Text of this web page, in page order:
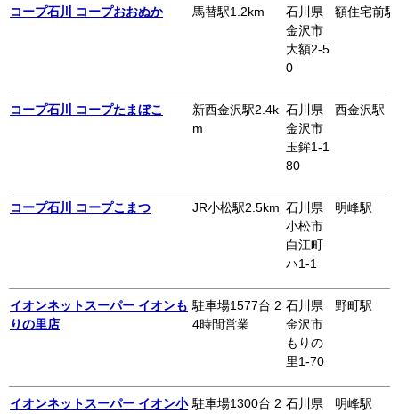
コープ石川 コープおおぬか 馬替駅1.2km
石川県
金沢市
大額2-5
0
額住宅前駅
コープ石川 コープたまぼこ
新西金沢駅2.4k
m
石川県
金沢市
玉鉾1-1
80
西金沢駅
コープ石川 コープこまつ JR小松駅2.5km 石川県
小松市
白江町
ハ1-1
明峰駅
イオンネットスーパー イオンも
りの里店
駐車場1577台 2
4時間営業
石川県
金沢市
もりの
里1-70
野町駅
イオンネットスーパー イオン小 駐車場1300台 2 石川県
明峰駅